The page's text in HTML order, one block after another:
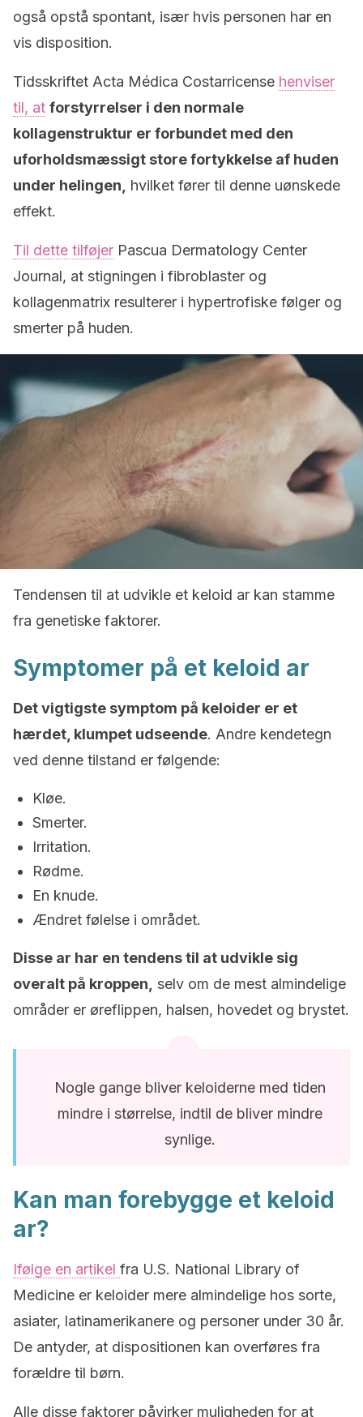
også opstå spontant, især hvis personen har en
vis disposition.
Tidsskriftet Acta Médica Costarricense henviser
til, at forstyrrelser i den normale
kollagenstruktur er forbundet med den
uforholdsmæssigt store fortykkelse af huden
under helingen,
hvilket fører til denne uønskede
effekt.
Til dette tilføjer Pascua Dermatology Center
Journal, at stigningen i fibroblaster og
kollagenmatrix resulterer i hypertrofiske følger og
smerter på huden.
Tendensen til at udvikle et keloid ar kan stamme
fra genetiske faktorer.
Symptomer på et keloid ar
Det vigtigste symptom på keloider er et
hærdet, klumpet udseende. Andre kendetegn
ved denne tilstand er følgende:
Kløe.
Smerter.
Irritation.
Rødme.
En knude.
Ændret følelse i området.
Disse ar har en tendens til at udvikle sig
overalt på kroppen, selv om de mest almindelige
områder er øreflippen, halsen, hovedet og brystet.
Nogle gange bliver keloiderne med tiden
mindre i størrelse, indtil de bliver mindre
synlige.
Kan man forebygge et keloid
ar?
Ifølge en artikel fra U.S. National Library of
Medicine er keloider mere almindelige hos sorte,
asiater, latinamerikanere og personer under 30 år.
De antyder, at dispositionen kan overføres fra
forældre til børn.
Alle disse faktorer påvirker muligheden for at